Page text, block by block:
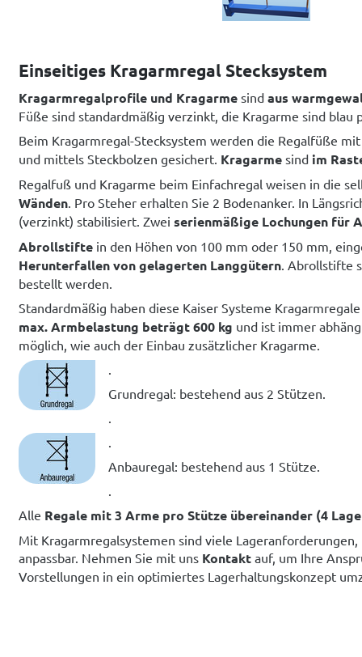
Einseitiges Kragarmregal Stecksystem
Kragarmregalprofile und Kragarme sind aus
Füße sind standardmäßig verzinkt, die Kragarme sind blau
Beim Kragarmregal-Stecksystem werden die Regalfüße
und mittels Steckbolzen gesichert. Kragarme sind im
Regalfuß und Kragarme beim Einfachregal weisen in die
Wänden . Pro Steher erhalten Sie 2 Bodenanker. In
(verzinkt) stabilisiert. Zwei serienmäßige Lochungen für
Abrollstifte in den Höhen von 100 mm oder 150 mm,
Herunterfallen von gelagerten Langgütern . Abrollstifte
bestellt werden.
Standardmäßig haben diese Kaiser Systeme
max. Armbelastung beträgt 600 kg und ist immer
möglich, wie auch der Einbau zusätzlicher Kragarme.
Grundregal: bestehend aus 2 Stützen.
Anbauregal: bestehend aus 1 Stütze.
Alle Regale mit 3 Arme pro Stütze übereinander (4
Mit Kragarmregalsystemen sind viele
anpassbar. Nehmen Sie mit uns Kontakt auf, um Ihre
Vorstellungen in ein optimiertes Lagerhaltungskonzept